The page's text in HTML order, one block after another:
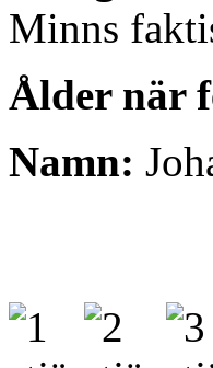
Minns
Ålder när
Namn: